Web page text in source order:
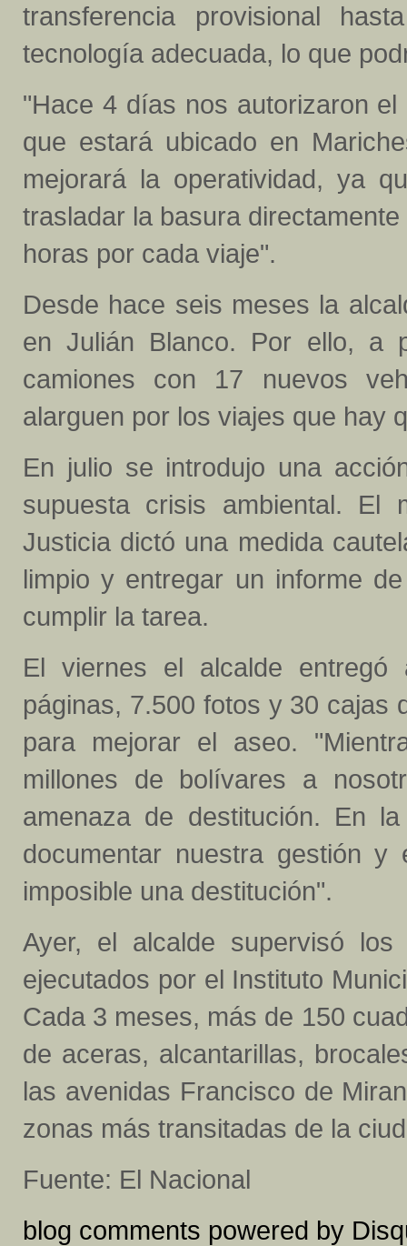
transferencia provisional
tecnología adecuada, lo que
"Hace 4 días nos autorizaron
que estará ubicado en
mejorará la operatividad, ya
trasladar la basura
horas por cada viaje".
Desde hace seis meses la
en Julián Blanco. Por ello, a
camiones con 17 nuevos
alarguen por los viajes que hay
En julio se introdujo una
supuesta crisis ambiental. El
Justicia dictó una medida
limpio y entregar un informe
cumplir la tarea.
El viernes el alcalde entregó
páginas, 7.500 fotos y 30 cajas
para mejorar el aseo.
millones de bolívares a
amenaza de destitución. En
documentar nuestra gestión
imposible una destitución".
Ayer, el alcalde supervisó
ejecutados por el Instituto
Cada 3 meses, más de 150
de aceras, alcantarillas,
las avenidas Francisco de
zonas más transitadas de la
Fuente: El Nacional
blog comments powered by